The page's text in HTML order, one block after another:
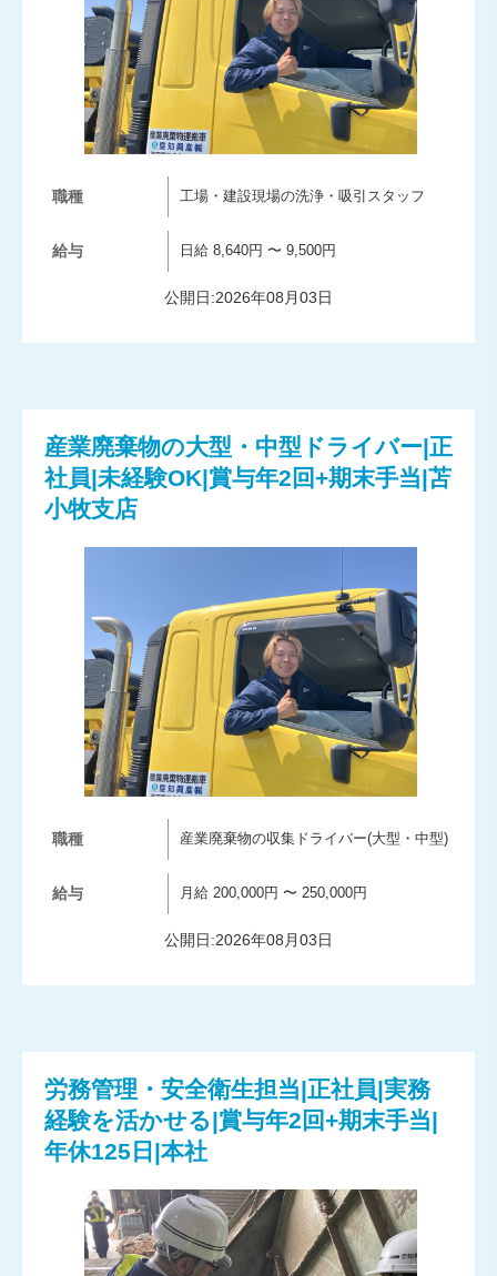
職種 工場・建設現場の洗浄・吸引スタッフ
給与 日給 8,640円 〜 9,500円
公開日:2026年08月03日
産業廃棄物の大型・中型ドライバー|正
社員|未経験OK|賞与年2回+期末手当|苫
小牧支店
職種 産業廃棄物の収集ドライバー(大型・中型)
給与 月給 200,000円 〜 250,000円
公開日:2026年08月03日
労務管理・安全衛生担当|正社員|実務
経験を活かせる|賞与年2回+期末手当|
年休125日|本社